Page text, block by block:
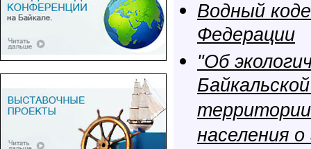
Водный
Федерации
"Об
населения